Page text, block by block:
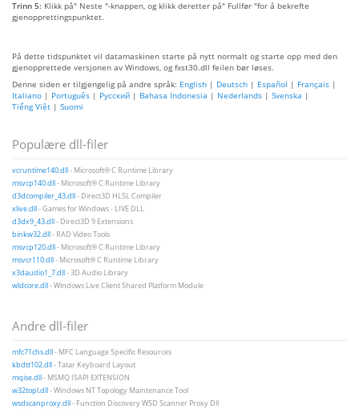
Trinn 5: Klikk på" Neste "-knappen, og klikk deretter på" Fullfør "for å bekrefte
gjenopprettingspunktet.
På dette tidspunktet vil datamaskinen starte på nytt normalt og starte opp med den
gjenopprettede versjonen av Windows, og fxst30.dll feilen bør løses.
Denne siden er tilgjengelig på andre språk: English | Deutsch | Español | Français |
Italiano | Português | Русский | Bahasa Indonesia | Nederlands | Svenska |
Tiếng Việt | Suomi
Populære dll-filer
vcruntime140.dll- Microsoft® C Runtime Library
msvcp140.dll- Microsoft® C Runtime Library
d3dcompiler_43.dll- Direct3D HLSL Compiler
xlive.dll- Games for Windows - LIVE DLL
d3dx9_43.dll- Direct3D 9 Extensions
binkw32.dll- RAD Video Tools
msvcp120.dll- Microsoft® C Runtime Library
msvcr110.dll- Microsoft® C Runtime Library
x3daudio1_7.dll- 3D Audio Library
wldcore.dll- Windows Live Client Shared Platform Module
Andre dll-filer
mfc71chs.dll- MFC Language Specific Resources
kbdtt102.dll- Tatar Keyboard Layout
mqise.dll- MSMQ ISAPI EXTENSION
w32topl.dll- Windows NT Topology Maintenance Tool
wsdscanproxy.dll- Function Discovery WSD Scanner Proxy Dll